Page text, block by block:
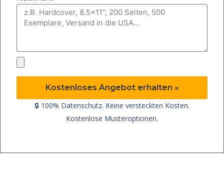
Kostenloses Angebot erhalten »
🔒 100% Datenschutz. Keine versteckten Kosten.
Kostenlose Musteroptionen.